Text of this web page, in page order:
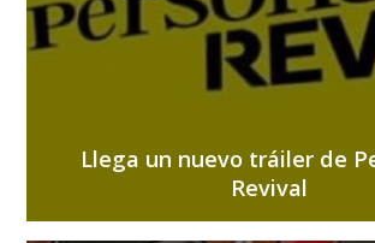
Llega un nuevo tráiler de
Revival